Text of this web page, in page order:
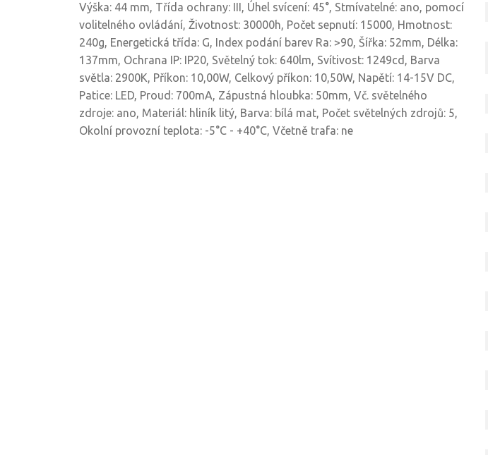
Výška: 44 mm, Třída ochrany: III, Úhel svícení: 45°, Stmívatelné: ano, pomocí
volitelného ovládání, Životnost: 30000h, Počet sepnutí: 15000, Hmotnost:
240g, Energetická třída: G, Index podání barev Ra: >90, Šířka: 52mm, Délka:
137mm, Ochrana IP: IP20, Světelný tok: 640lm, Svítivost: 1249cd, Barva
světla: 2900K, Příkon: 10,00W, Celkový příkon: 10,50W, Napětí: 14-15V DC,
Patice: LED, Proud: 700mA, Zápustná hloubka: 50mm, Vč. světelného
zdroje: ano, Materiál: hliník litý, Barva: bílá mat, Počet světelných zdrojů: 5,
Okolní provozní teplota: -5°C - +40°C, Včetně trafa: ne